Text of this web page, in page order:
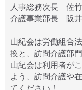
人事総務次長 佐
介護事業部長 阪
山紀会は労働組合
換と、訪問介護部
山紀会は利用者が
よう、訪問介護や
てください！